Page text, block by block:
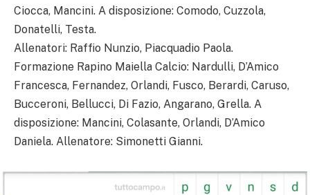
Ciocca, Mancini. A disposizione: Comodo, Cuzzola,
Donatelli, Testa.
Allenatori: Raffio Nunzio, Piacquadio Paola.
Formazione Rapino Maiella Calcio: Nardulli, D’Amico
Francesca, Fernandez, Orlandi, Fusco, Berardi, Caruso,
Bucceroni, Bellucci, Di Fazio, Angarano, Grella. A
disposizione: Mancini, Colasante, Orlandi, D’Amico
Daniela. Allenatore: Simonetti Gianni.